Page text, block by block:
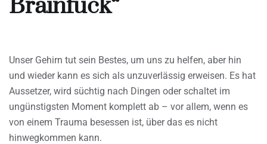
Brainfuck“
Unser Gehirn tut sein Bestes, um uns zu helfen, aber hin
und wieder kann es sich als unzuverlässig erweisen. Es hat
Aussetzer, wird süchtig nach Dingen oder schaltet im
ungünstigsten Moment komplett ab – vor allem, wenn es
von einem Trauma besessen ist, über das es nicht
hinwegkommen kann.